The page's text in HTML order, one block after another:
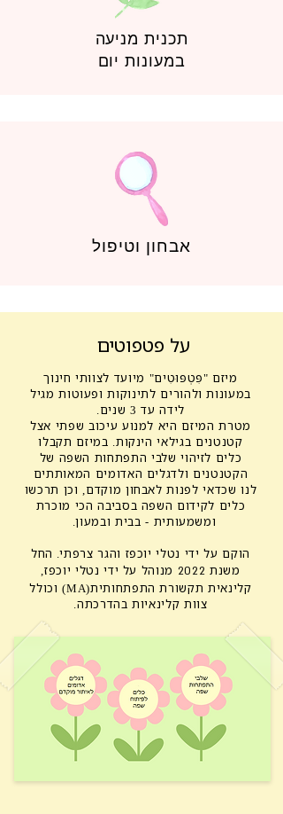
תכנית מניעה
במעונות יום
אבחון וטיפול
על פטפוטים
מיזם "פִּטְפּוּטִים" מיועד לצוותי חינוך
במעונות ולהורים לתינוקות ופעוטות מגיל
לידה עד 3 שנים.
מטרת המיזם היא למנוע עיכוב שפתי אצל
קטנטנים בגילאי הינקות. במיזם תקבלו
כלים לזיהוי שלבי התפתחות השפה של
הקטנטנים ולדגלים האדומים המאותתים
לנו שכדאי לפנות לאבחון מוקדם, וכן תרכשו
כלים לקידום השפה בסביבה הכי מוכרת
ומשמעותית - בבית ובמעון.
הוקם על ידי נטלי יוכפז והגר צרפתי. החל
משנת 2022 מנוהל על ידי נטלי יוכפז,
קלינאית תקשורת התפתחותית(MA) וכולל
צוות קלינאיות בהדרכתה.